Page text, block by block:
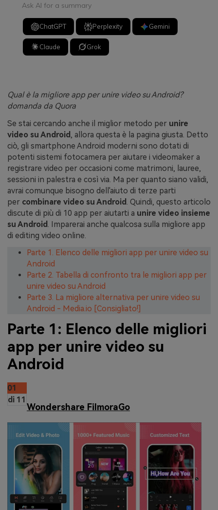
Ask AI for a summary
ChatGPT Perplexity Gemini
Claude Grok
Qual è la migliore app per unire video su Android?
domanda da Quora
Se stai cercando anche il miglior metodo per unire
video su Android , allora questa è la pagina giusta. Detto
ciò, gli smartphone Android moderni sono dotati di
potenti sistemi fotocamera per aiutare i videomaker a
registrare video per occasioni come matrimoni, lauree,
sessioni in palestra e così via. Ma per quanto siano validi,
avrai comunque bisogno dell'aiuto di terze parti
per combinare video su Android . Quindi, questo articolo
discute di più di 10 app per aiutarti a unire video insieme
su Android . Imparerai anche qualcosa sulla migliore app
di editing video online.
Parte 1. Elenco delle migliori app per unire video su
Android
Parte 2. Tabella di confronto tra le migliori app per
unire video su Android
Parte 3. La migliore alternativa per unire video su
Android - Media.io [Consigliato!]
Parte 1: Elenco delle migliori
app per unire video su
Android
01
di 11
Wondershare FilmoraGo